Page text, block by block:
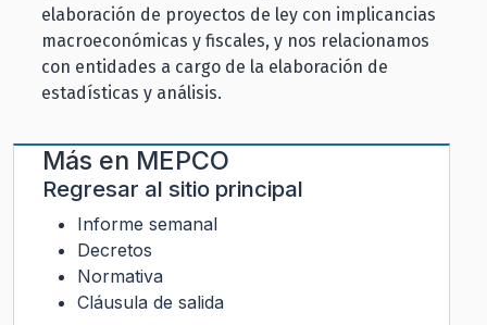
elaboración de proyectos de ley con implicancias
macroeconómicas y fiscales, y nos relacionamos
con entidades a cargo de la elaboración de
estadísticas y análisis.
Más en MEPCO
Regresar al sitio principal
Informe semanal
Decretos
Normativa
Cláusula de salida